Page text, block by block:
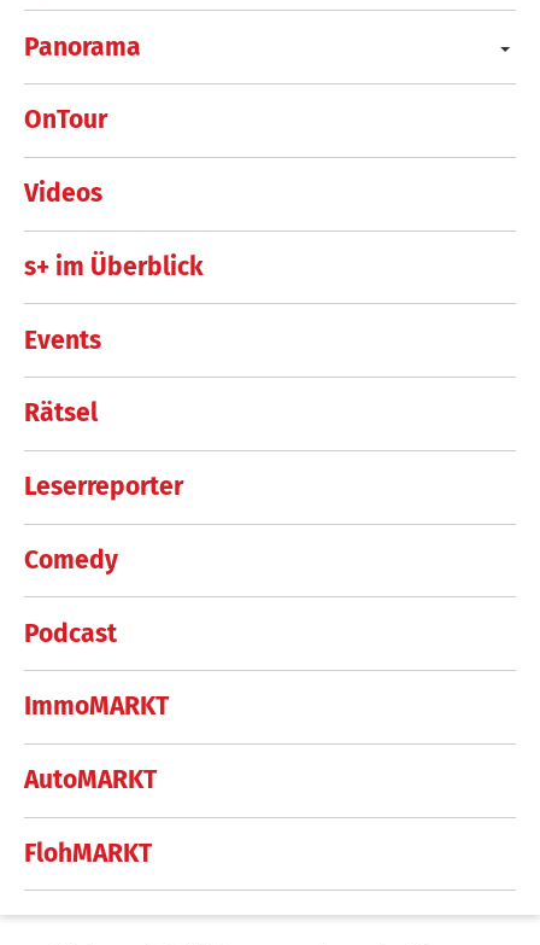
Panorama
OnTour
Videos
s+ im Überblick
Events
Rätsel
Leserreporter
Comedy
Podcast
ImmoMARKT
AutoMARKT
FlohMARKT